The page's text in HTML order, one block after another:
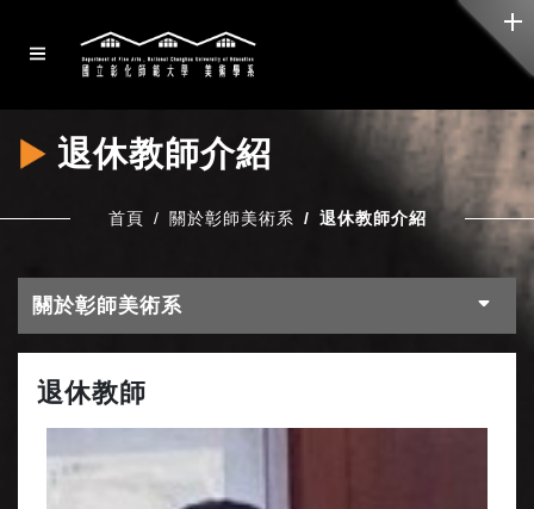
退休教師介紹
首頁 關於彰師美術系 退休教師介紹
關於彰師美術系
退休教師